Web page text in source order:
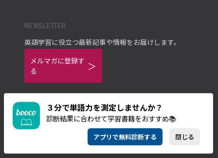
３分で単語力を測定しませんか？
診断結果に合わせて学習書籍をおすすめ📚
アプリで無料診断する 閉じる
NEWSLETTER
英語学習に役立つ最新記事や情報をお届けします。
メルマガに登録す
る
ご利用規約
プライバシーポリシー